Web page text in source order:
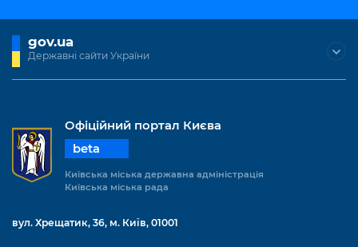
gov.ua
Державні сайти України
Офіційний портал Києва
beta
Київська міська державна адміністрація
Київська міська рада
вул. Хрещатик, 36, м. Київ, 01001